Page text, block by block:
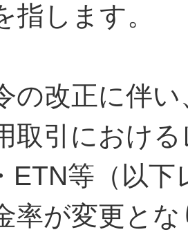
指します。
の改正に伴
取引におけ
ETN等（以
率が変更と